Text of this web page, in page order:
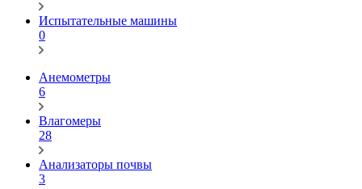
Испытательные машины
0
Анемометры
6
Влагомеры
28
Анализаторы почвы
3